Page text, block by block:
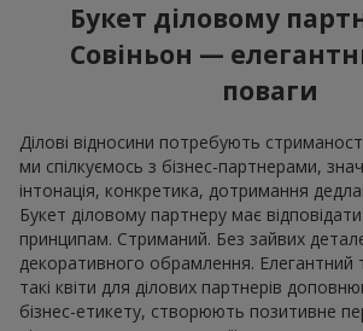
Букет діловому
Совіньон —
поваги
Ділові відносини потребують
ми спілкуємось з бізнес-партнерами,
інтонація, конкретика, дотримання
Букет діловому партнеру має
принципам. Стриманий. Без зайвих
декоративного обрамлення. Елегантний
такі квіти для ділових партнерів
бізнес-етикету, створюють позитивне